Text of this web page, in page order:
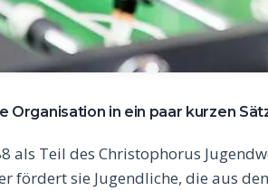
Organisation in ein paar kurzen
als Teil des Christophorus
fördert sie Jugendliche, die aus